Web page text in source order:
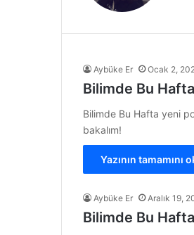
Aybüke Er Ocak 2,
Bilimde Bu
Bilimde Bu Hafta yeni
bakalım!
Yazının tamamını
Aybüke Er Aralık 19,
Bilimde Bu